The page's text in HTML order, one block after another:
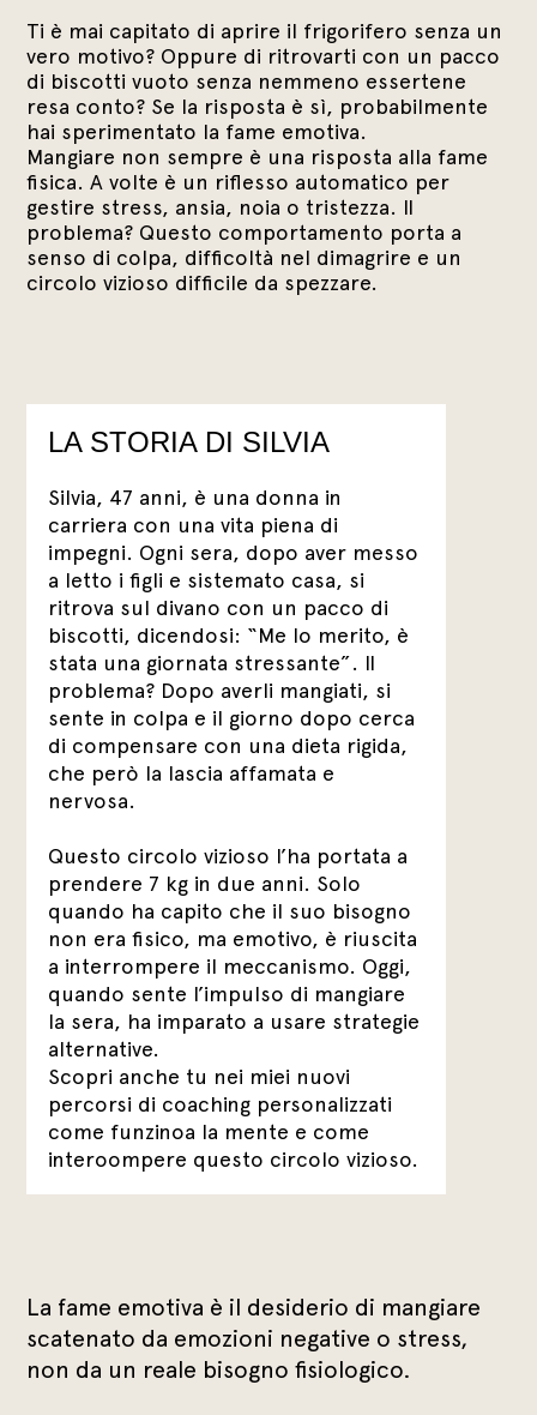
Ti è mai capitato di aprire il frigorifero senza un
vero motivo? Oppure di ritrovarti con un pacco
di biscotti vuoto senza nemmeno essertene
resa conto? Se la risposta è sì, probabilmente
hai sperimentato la fame emotiva.
Mangiare non sempre è una risposta alla fame
fisica. A volte è un riflesso automatico per
gestire stress, ansia, noia o tristezza. Il
problema? Questo comportamento porta a
senso di colpa, difficoltà nel dimagrire e un
circolo vizioso difficile da spezzare.
LA STORIA DI SILVIA
Silvia, 47 anni, è una donna in
carriera con una vita piena di
impegni. Ogni sera, dopo aver messo
a letto i figli e sistemato casa, si
ritrova sul divano con un pacco di
biscotti, dicendosi: “Me lo merito, è
stata una giornata stressante”. Il
problema? Dopo averli mangiati, si
sente in colpa e il giorno dopo cerca
di compensare con una dieta rigida,
che però la lascia affamata e
nervosa.
Questo circolo vizioso l’ha portata a
prendere 7 kg in due anni. Solo
quando ha capito che il suo bisogno
non era fisico, ma emotivo, è riuscita
a interrompere il meccanismo. Oggi,
quando sente l’impulso di mangiare
la sera, ha imparato a usare strategie
alternative.
Scopri anche tu nei miei nuovi
percorsi di coaching personalizzati
come funzinoa la mente e come
interoompere questo circolo vizioso.
La fame emotiva è il desiderio di mangiare
scatenato da emozioni negative o stress,
non da un reale bisogno fisiologico.